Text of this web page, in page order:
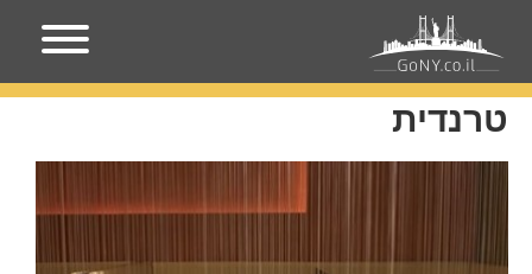
עמוד הבית טרנדית
טרנדית